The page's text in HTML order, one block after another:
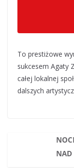
To prestiżowe
sukcesem Agaty
całej lokalnej
dalszych
NAD